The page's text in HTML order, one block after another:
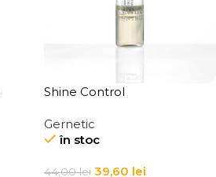
Shine Control
Gernetic
în stoc
44,00lei 39,60 lei